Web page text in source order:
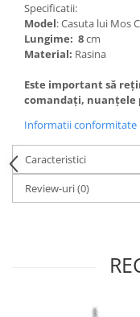
Model: Casuta lui Mos
Lungime: 8cm
Material: Rasina
Este important să
comandați, nuanțele
Informatii conformitate
Caracteristici
Review-uri(0)